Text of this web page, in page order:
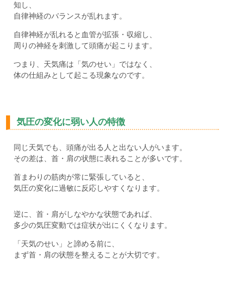
知し、
自律神経のバランスが乱れます。
自律神経が乱れると血管が拡張・収縮し、
周りの神経を刺激して頭痛が起こります。
つまり、天気痛は「気のせい」ではなく、
体の仕組みとして起こる現象なのです。
気圧の変化に弱い人の特徴
同じ天気でも、頭痛が出る人と出ない人がいます。
その差は、首・肩の状態に表れることが多いです。
首まわりの筋肉が常に緊張していると、
気圧の変化に過敏に反応しやすくなります。
逆に、首・肩がしなやかな状態であれば、
多少の気圧変動では症状が出にくくなります。
「天気のせい」と諦める前に、
まず首・肩の状態を整えることが大切です。